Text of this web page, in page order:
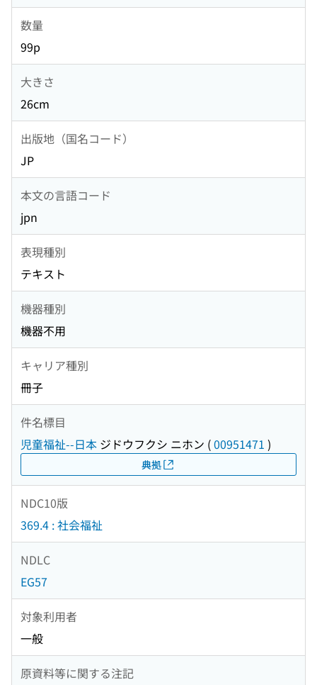
数量
99p
大きさ
26cm
出版地（国名コード）
JP
本文の言語コード
jpn
表現種別
テキスト
機器種別
機器不用
キャリア種別
冊子
件名標目
児童福祉--日本 ジドウフクシ ニホン (00951471 )
典拠
NDC10版
369.4 : 社会福祉
NDLC
EG57
対象利用者
一般
原資料等に関する注記